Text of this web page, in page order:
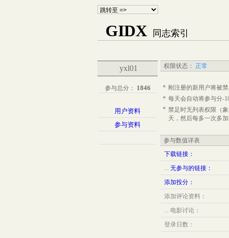
GIDX 同志索引
yxl01
参与总分： 1846
用户资料
参与资料
权限状态： 正常
* 刚注册的新用户将被
* 每天会自动将参与分-
* 禁足时无列表权限（
天，然后每多一次多加
参与数值详表
下载链接：
... 无参与的链接：
添加投分：
添加评论资料：
... 电影讨论：
登录日数：